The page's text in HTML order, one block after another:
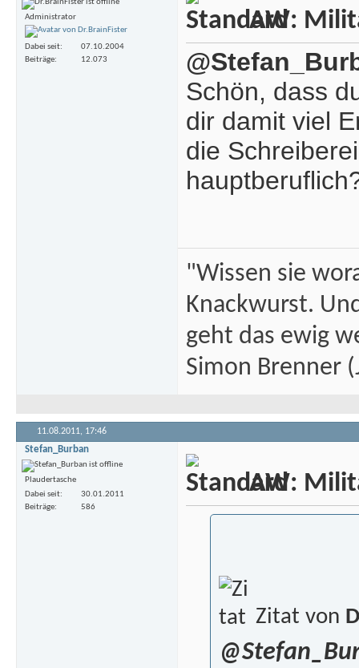
Administrator
Dabei seit
07.10.2004
Beiträge
12.073
AW:
Schön, dass
dir damit viel
die
"Wissen sie
Knackwurst.
geht das ewig
Simon Brenner
11.08.2011, 17:46
Stefan_Burban
Plaudertasche
Dabei seit
30.01.2011
Beiträge
586
AW:
Zitat von